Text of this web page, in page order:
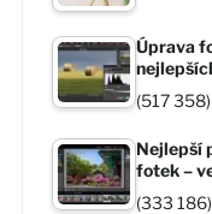
Úprava
(517 358)
Nejlepší
fotek –
(333 186)